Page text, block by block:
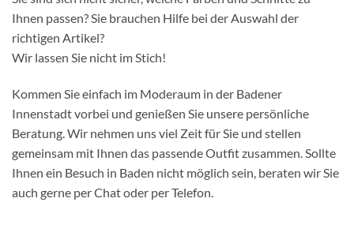
Ihnen passen? Sie brauchen Hilfe bei der Auswahl der
richtigen Artikel?
Wir lassen Sie nicht im Stich!
Kommen Sie einfach im Moderaum in der Badener
Innenstadt vorbei und genießen Sie unsere persönliche
Beratung. Wir nehmen uns viel Zeit für Sie und stellen
gemeinsam mit Ihnen das passende Outfit zusammen. Sollte
Ihnen ein Besuch in Baden nicht möglich sein, beraten wir Sie
auch gerne per Chat oder per Telefon.